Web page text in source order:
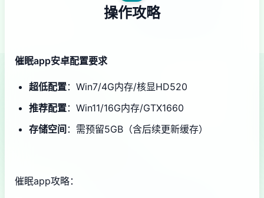
操作攻略
催眠app安卓配置要求
​超低配置​​：Win7/4G内存/核显HD520
​推荐配置​​：Win11/16G内存/GTX1660
​存储空间​ ​：需预留5GB（含后续更新缓存）
催眠app攻略：